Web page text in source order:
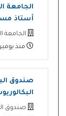
الجامعة
أستاذ
الجامعة
منذ
صندوق
صندوق